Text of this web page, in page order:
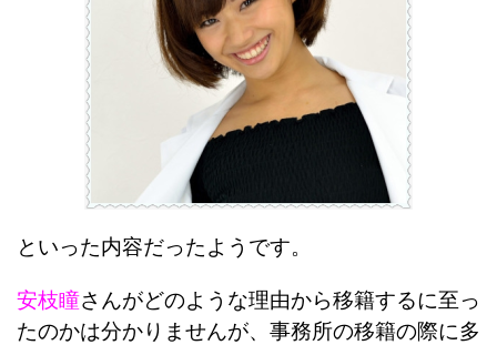
といった内容だったようです。
安枝瞳さんがどのような理由から移籍するに至っ
たのかは分かりませんが、事務所の移籍の際に多